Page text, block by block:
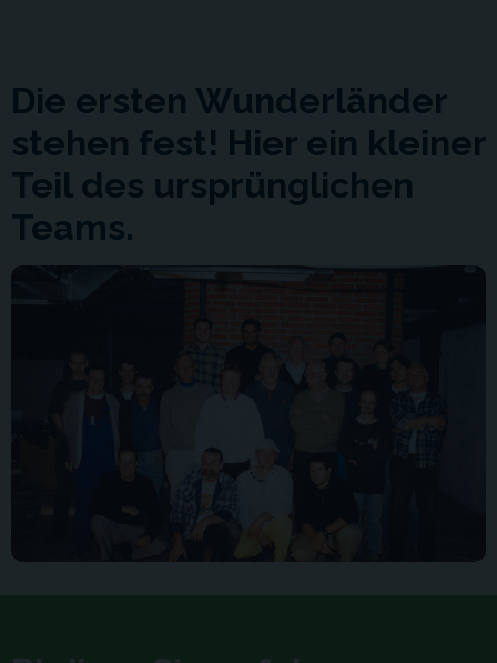
Die ersten Wunderländer
stehen fest! Hier ein kleiner
Teil des ursprünglichen
Teams.